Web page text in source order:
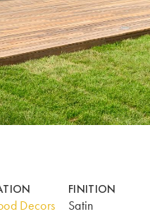
Decors
FINITION
Satin